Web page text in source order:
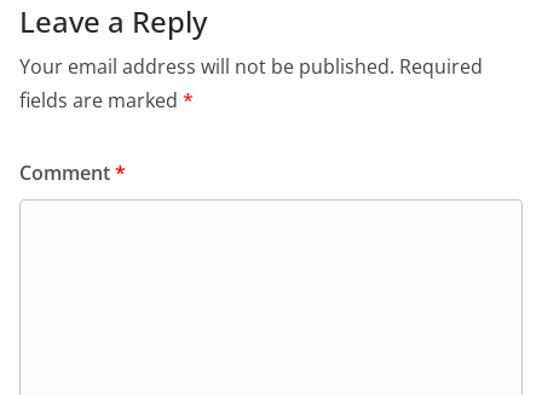
Leave a Reply
Your email address will not be published. Required
fields are marked *
Comment*